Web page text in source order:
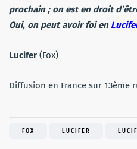
prochain ; on est en droit
Oui, on peut avoir foi en
Lucifer (Fox)
Diffusion en France sur 13ème
FOX LUCIFER